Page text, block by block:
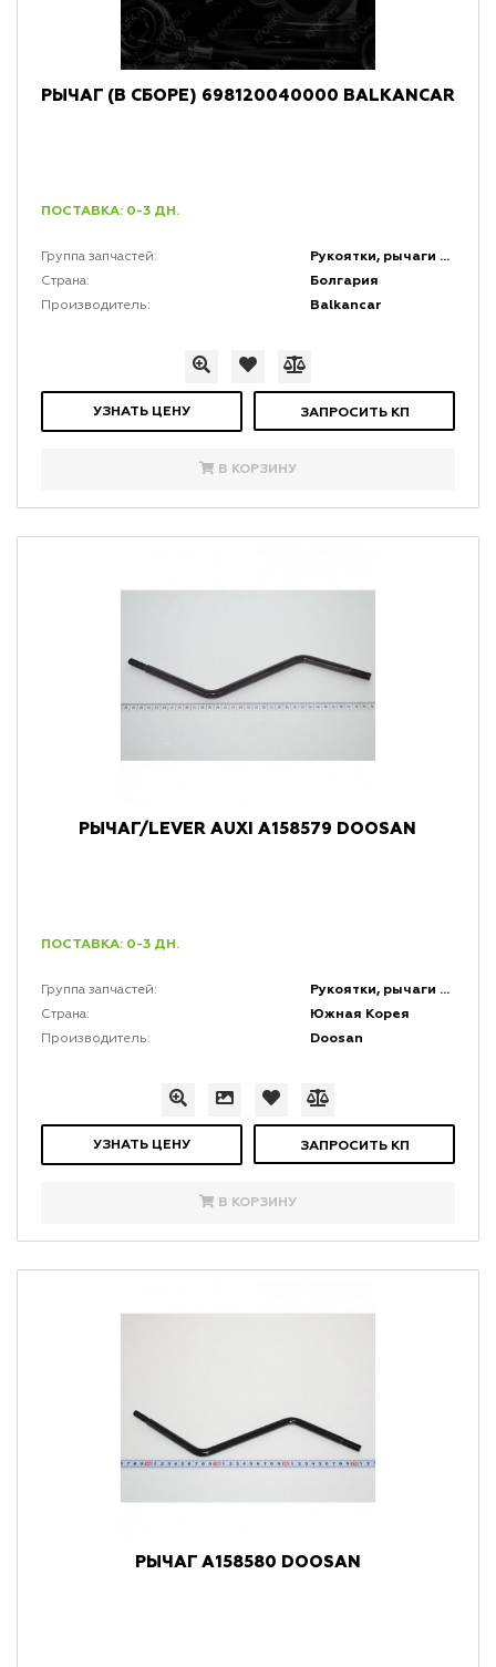
РЫЧАГ (В СБОРЕ) 698120040000 BALKANCAR
ПОСТАВКА: 0-3 ДН.
Группа запчастей: Рукоятки, рычаги и набалдашники
Страна: Болгария
Производитель: Balkancar
УЗНАТЬ ЦЕНУ ЗАПРОСИТЬ КП
В КОРЗИНУ
РЫЧАГ/LEVER AUXI A158579 DOOSAN
ПОСТАВКА: 0-3 ДН.
Группа запчастей: Рукоятки, рычаги и набалдашники
Страна: Южная Корея
Производитель: Doosan
УЗНАТЬ ЦЕНУ ЗАПРОСИТЬ КП
В КОРЗИНУ
РЫЧАГ A158580 DOOSAN